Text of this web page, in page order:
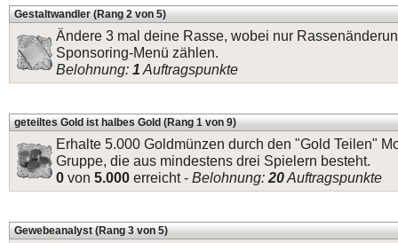
Gestaltwandler (Rang 2 von 5)
Ändere 3 mal deine Rasse, wobei nur
Sponsoring-Menü zählen.
Belohnung: 1 Auftragspunkte
geteiltes Gold ist halbes Gold (Rang 1 von 9)
Erhalte 5.000 Goldmünzen durch den "Gold Teilen"
Gruppe, die aus mindestens drei Spielern besteht.
0 von 5.000 erreicht - Belohnung: 20Auftragspunkte
Gewebeanalyst (Rang 3 von 5)